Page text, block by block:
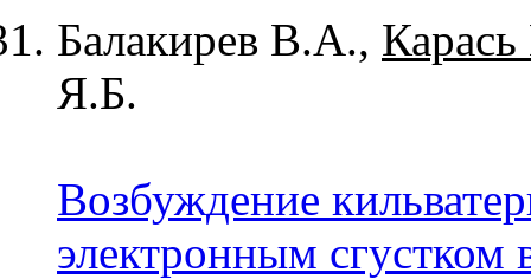
Балакирев В.А.,
Я.Б.
Возбуждение
электронным сгустком